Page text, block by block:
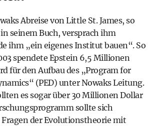
Abreise von Little St. James, so
seinem Buch, versprach ihm
ihm „ein eigenes Institut bauen“. So
spendete Epstein 6,5 Millionen
für den Aufbau des „Program for
(PED) unter Nowaks Leitung.
es sogar über 30 Millionen Dollar
sollte sich
der Evolutionstheorie mit